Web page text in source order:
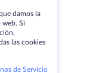
damos la
web. Si
las cookies
de Servicio